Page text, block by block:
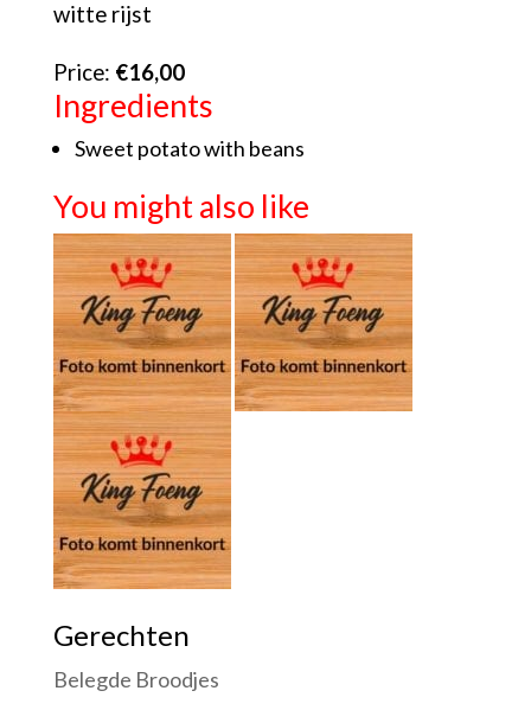
witte rijst
Price: €16,00
Ingredients
Sweet potato with beans
You might also like
Gerechten
Belegde Broodjes